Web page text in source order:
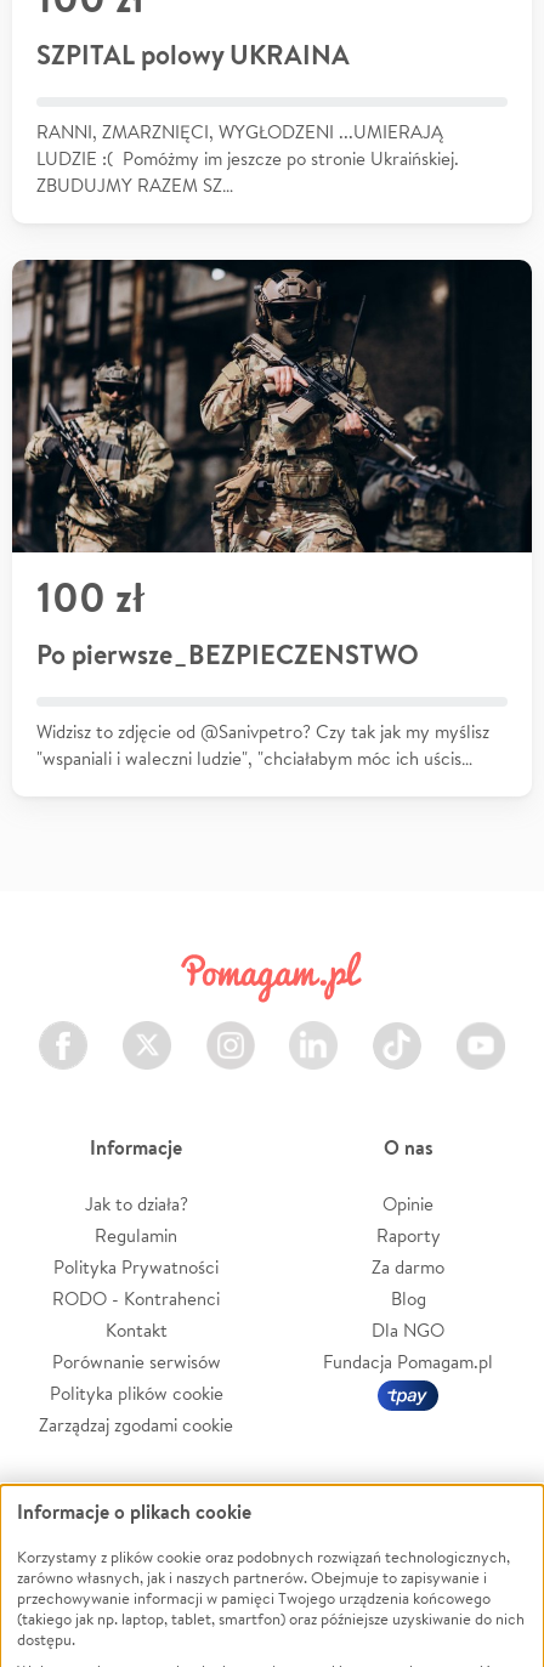
SZPITAL polowy UKRAINA
RANNI, ZMARZNIĘCI, WYGŁODZENI ...UMIERAJĄ
LUDZIE :( Pomóżmy im jeszcze po stronie Ukraińskiej.
ZBUDUJMY RAZEM SZ…
100 zł
Po pierwsze_BEZPIECZENSTWO
Widzisz to zdjęcie od @Sanivpetro? Czy tak jak my myślisz
"wspaniali i waleczni ludzie", "chciałabym móc ich uścis…
Facebook Twitter Instagram LinkedIn TikTok Youtube
Informacje
Jak to działa?
Regulamin
Polityka Prywatności
RODO - Kontrahenci
Kontakt
Porównanie serwisów
Polityka plików cookie
Zarządzaj zgodami cookie
O nas
Opinie
Raporty
Za darmo
Blog
Dla NGO
Fundacja Pomagam.pl
Zbieraj na
Leczenie
Zwierzęta
Pożar
LGBTQ+
Powódź
Wichura
Informacje o plikach cookie
Korzystamy z plików cookie oraz podobnych rozwiązań technologicznych,
zarówno własnych, jak i naszych partnerów. Obejmuje to zapisywanie i
przechowywanie informacji w pamięci Twojego urządzenia końcowego
(takiego jak np. laptop, tablet, smartfon) oraz późniejsze uzyskiwanie do nich
dostępu.